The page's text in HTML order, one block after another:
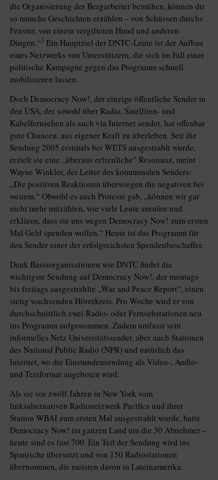
die Organisierung der Bergarbeiter bemühen, können dir
so manche Geschichten erzählen – von Schüssen durchs
Fenster, von einem vergifteten Hund und anderen
Dingen.“2 Ein Hauptziel der DNTC-Leute ist der Aufbau
eines Netzwerks von Unterstützern, die sich im Fall einer
politische Kampagne gegen das Programm schnell
mobilisieren lassen.
Doch Democracy Now!, der einzige öffentliche Sender in
den USA, der sowohl über Radio, Satelliten- und
Kabelfernsehen als auch via Internet sendet, hat offenbar
gute Chancen, aus eigener Kraft zu überleben. Seit die
Sendung 2005 erstmals bei WETS ausgestrahlt wurde,
erzielt sie eine „überaus erfreuliche“ Resonanz, meint
Wayne Winkler, der Leiter des kommunalen Senders:
„Die positiven Reaktionen überwiegen die negativen bei
weitem.“ Obwohl es auch Proteste gab, „können wir gar
nicht mehr mitzählen, wie viele Leute anrufen und
erklären, dass sie uns wegen Democracy Now! zum ersten
Mal Geld spenden wollen.“ Heute ist das Programm für
den Sender einer der erfolgreichsten Spendenbeschaffer.
Dank Basisorganisationen wie DNTC findet die
wichtigste Sendung auf Democracy Now!, der montags
bis freitags ausgestrahlte „War and Peace Report“, einen
stetig wachsenden Hörerkreis. Pro Woche wird er von
durchschnittlich zwei Radio- oder Fernsehstationen neu
ins Programm aufgenommen. Zudem umfasst sein
informelles Netz Universitätssender, aber auch Stationen
des National Public Radio (NPR) und natürlich das
Internet, wo die Einstundensendung als Video-, Audio-
und Textformat angeboten wird.
Als sie vor zwölf Jahren in New York vom
linksalternativen Radionetzwerk Pacifica und ihrer
Station WBAI zum ersten Mal ausgestrahlt wurde, hatte
Democracy Now! im ganzen Land um die 30 Abnehmer –
heute sind es fast 700. Ein Teil der Sendung wird ins
Spanische übersetzt und von 150 Radiostationen
übernommen, die meisten davon in Lateinamerika.